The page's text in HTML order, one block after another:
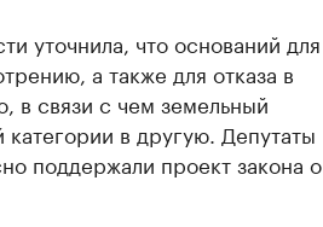
уточнила, что оснований для
а также для отказа в
в связи с чем земельный
в другую. Депутаты
поддержали проект закона о